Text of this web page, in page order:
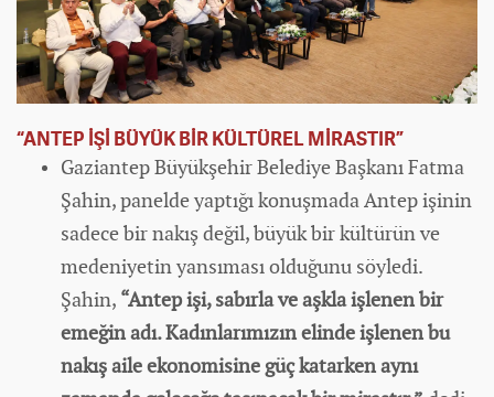
“ANTEP İŞİ BÜYÜK BİR KÜLTÜREL MİRASTIR”
Gaziantep Büyükşehir Belediye Başkanı Fatma
Şahin, panelde yaptığı konuşmada Antep işinin
sadece bir nakış değil, büyük bir kültürün ve
medeniyetin yansıması olduğunu söyledi.
Şahin, “Antep işi, sabırla ve aşkla işlenen bir
emeğin adı.Kadınlarımızın elinde işlenen bu
nakış aileekonomisine güç katarken aynı